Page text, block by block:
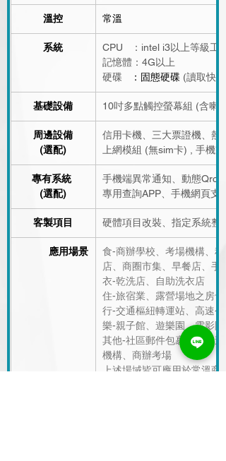
溫控 常溫
系統 CPU
：intel i3以上等級工
記憶體：4G以上
硬碟
：固態硬碟 (讀取快 /
基礎設備 10吋多點觸控螢幕組 (含喇
周邊設備
(選配)
信用卡機、三大票證機、
上網模組 (無sim卡) , 手機支
專有系統
(選配)
手機端異常通知、動態
專用查詢APP、手機網頁支付
客製項目 硬體項目改裝、指定系統整
應用場景
食-商辦學校、考場機構、
店、商圈市集、早餐店、手
衣-乾洗店、自助洗衣店
住-旅宿業、露營場地之房
行-交通樞紐轉運站、高速
樂-親子館、遊樂園、電影
其他-社區郵件包裹、得來
機構、商辦考場
上述場域皆可應用於常溫商